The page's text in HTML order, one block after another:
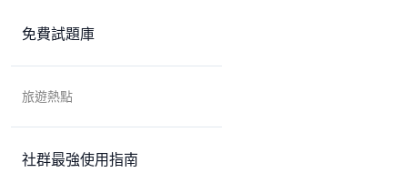
免費試題庫
旅遊熱點
社群最強使用指南